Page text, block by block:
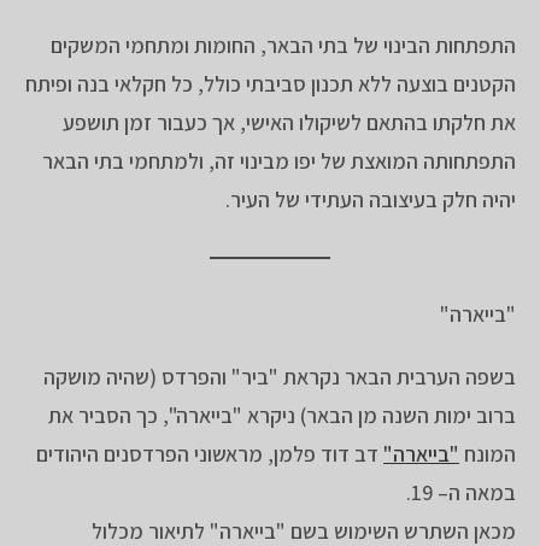
התפתחות הבינוי של בתי הבאר, החומות ומתחמי המשקים
הקטנים בוצעה ללא תכנון סביבתי כולל, כל חקלאי בנה ופיתח
את חלקתו בהתאם לשיקולו האישי, אך כעבור זמן תושפע
התפתחותה המואצת של יפו מבינוי זה, ולמתחמי בתי הבאר
יהיה חלק בעיצובה העתידי של העיר.
"בייארה"
בשפה הערבית הבאר נקראת "ביר" והפרדס (שהיה מושקה
ברוב ימות השנה מן הבאר) ניקרא "בייארה", כך הסביר את
המונח "בייארה" דב דוד פלמן, מראשוני הפרדסנים היהודים
במאה ה– 19.
מכאן השתרש השימוש בשם "בייארה" לתיאור מכלול